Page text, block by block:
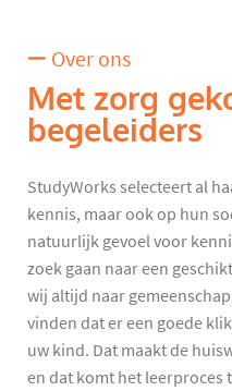
Over ons
Met zorg
begeleiders
StudyWorks selecteert al
kennis, maar ook op hun
natuurlijk gevoel voor
zoek gaan naar een
wij altijd naar
vinden dat er een goede
uw kind. Dat maakt de
en dat komt het leerproces